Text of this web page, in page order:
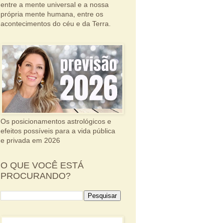
entre a mente universal e a nossa
própria mente humana, entre os
acontecimentos do céu e da Terra.
Os posicionamentos astrológicos e
efeitos possíveis para a vida pública
e privada em 2026
O QUE VOCÊ ESTÁ
PROCURANDO?